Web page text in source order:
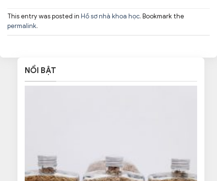
This entry was posted in Hồ sơ nhà khoa học. Bookmark the
permalink.
NỔI BẬT